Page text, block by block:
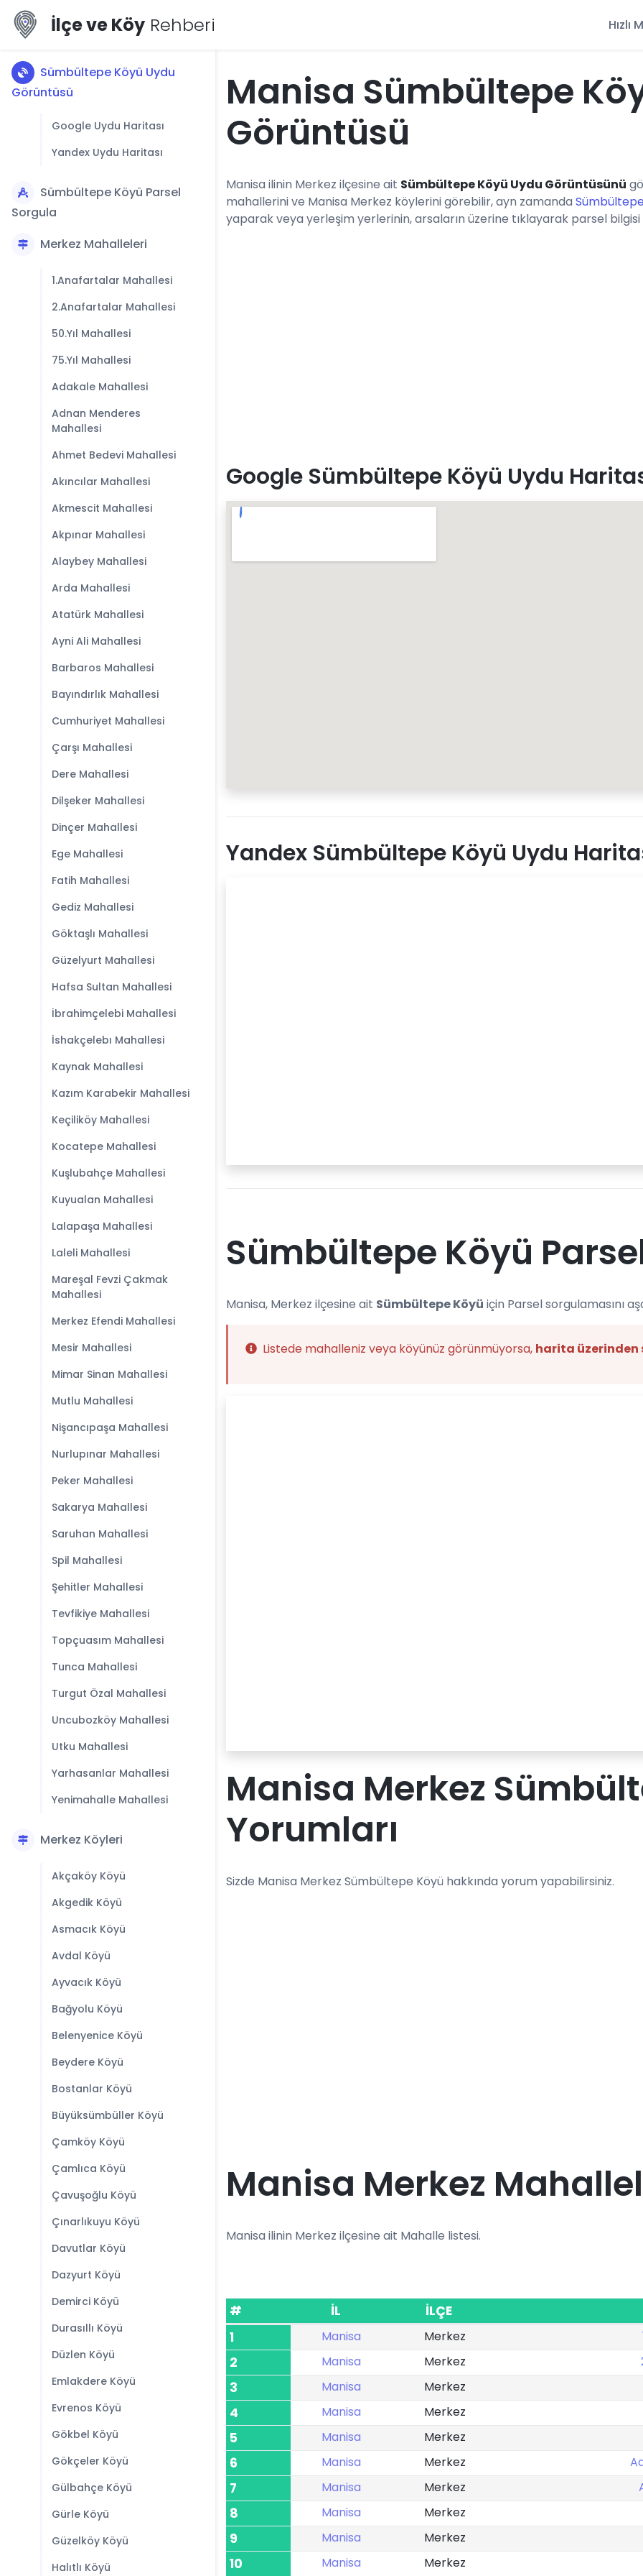
İlçe ve Köy Rehberi Hızlı
Sümbültepe Köyü Uydu
Görüntüsü
Google Uydu Haritası
Yandex Uydu Haritası
Sümbültepe Köyü Parsel
Sorgula
Merkez Mahalleleri
1.Anafartalar Mahallesi
2.Anafartalar Mahallesi
50.Yıl Mahallesi
75.Yıl Mahallesi
Adakale Mahallesi
Adnan Menderes
Mahallesi
Ahmet Bedevi Mahallesi
Akıncılar Mahallesi
Akmescit Mahallesi
Akpınar Mahallesi
Alaybey Mahallesi
Arda Mahallesi
Atatürk Mahallesi
Ayni Ali Mahallesi
Barbaros Mahallesi
Bayındırlık Mahallesi
Cumhuriyet Mahallesi
Çarşı Mahallesi
Dere Mahallesi
Dilşeker Mahallesi
Dinçer Mahallesi
Ege Mahallesi
Fatih Mahallesi
Gediz Mahallesi
Göktaşlı Mahallesi
Güzelyurt Mahallesi
Hafsa Sultan Mahallesi
İbrahimçelebi Mahallesi
İshakçelebı Mahallesi
Kaynak Mahallesi
Kazım Karabekir Mahallesi
Keçiliköy Mahallesi
Kocatepe Mahallesi
Kuşlubahçe Mahallesi
Kuyualan Mahallesi
Lalapaşa Mahallesi
Laleli Mahallesi
Mareşal Fevzi Çakmak
Mahallesi
Merkez Efendi Mahallesi
Mesir Mahallesi
Mimar Sinan Mahallesi
Mutlu Mahallesi
Nişancıpaşa Mahallesi
Nurlupınar Mahallesi
Peker Mahallesi
Sakarya Mahallesi
Saruhan Mahallesi
Spil Mahallesi
Şehitler Mahallesi
Tevfikiye Mahallesi
Topçuasım Mahallesi
Tunca Mahallesi
Turgut Özal Mahallesi
Uncubozköy Mahallesi
Utku Mahallesi
Yarhasanlar Mahallesi
Yenimahalle Mahallesi
Merkez Köyleri
Akçaköy Köyü
Akgedik Köyü
Asmacık Köyü
Avdal Köyü
Ayvacık Köyü
Bağyolu Köyü
Belenyenice Köyü
Beydere Köyü
Bostanlar Köyü
Büyüksümbüller Köyü
Çamköy Köyü
Çamlıca Köyü
Çavuşoğlu Köyü
Çınarlıkuyu Köyü
Davutlar Köyü
Dazyurt Köyü
Demirci Köyü
Durasıllı Köyü
Düzlen Köyü
Emlakdere Köyü
Evrenos Köyü
Gökbel Köyü
Gökçeler Köyü
Gülbahçe Köyü
Gürle Köyü
Güzelköy Köyü
Halıtlı Köyü
Manisa Sümbültepe
Görüntüsü
Manisa ilinin Merkez ilçesine ait Sümbültepe Köyü Uydu Görüntüsünü
mahallerini ve Manisa Merkez köylerini görebilir, ayn zamanda
yaparak veya yerleşim yerlerinin, arsaların üzerine tıklayarak parsel
Google Sümbültepe Köyü Uydu
Yandex Sümbültepe Köyü Uydu
Sümbültepe Köyü
Manisa, Merkez ilçesine ait Sümbültepe Köyü için Parsel sorgulamasını
Listede mahalleniz veya köyünüz görünmüyorsa, harita üzerinden
Manisa Merkez
Yorumları
Sizde Manisa Merkez Sümbültepe Köyü hakkında yorum yapabilirsiniz.
Manisa Merkez
Manisa ilinin Merkez ilçesine ait Mahalle listesi.
# İL
İLÇE
1
Manisa Merkez
2 Manisa Merkez
3 Manisa Merkez
4 Manisa Merkez
5 Manisa Merkez
6 Manisa Merkez
7 Manisa Merkez
8 Manisa Merkez
9 Manisa Merkez
10 Manisa Merkez